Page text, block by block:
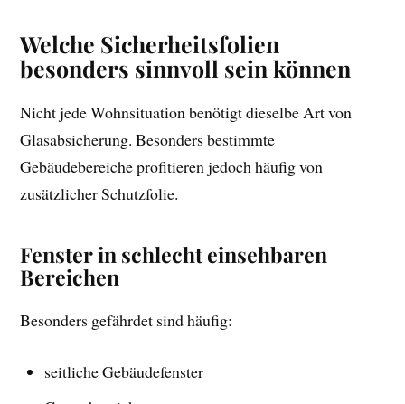
Welche Sicherheitsfolien
besonders sinnvoll sein können
Nicht jede Wohnsituation benötigt dieselbe Art von
Glasabsicherung. Besonders bestimmte
Gebäudebereiche profitieren jedoch häufig von
zusätzlicher Schutzfolie.
Fenster in schlecht einsehbaren
Bereichen
Besonders gefährdet sind häufig:
seitliche Gebäudefenster